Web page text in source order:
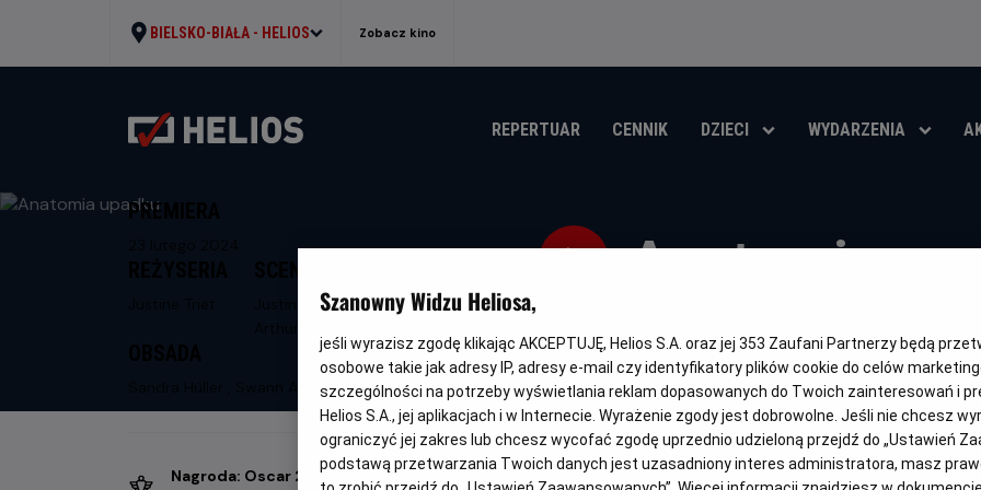
BIELSKO-BIAŁA - HELIOS Zobacz kino
REPERTUAR CENNIK DZIECI WYDARZENIA
Anatomia
tytuł
wiek
OBSERWUJ
PREMIERA
Justine Triet,
Sandra Hüller , Swann Arlaud
Nagroda: Oscar 2024
NAPISY
Szanowny Widzu Heliosa,
jeśli wyrazisz zgodę klikając AKCEPTUJĘ, Helios S.A. oraz jej 353 Zaufani Partnerzy będą
osobowe takie jak adresy IP, adresy e-mail czy identyfikatory plików cookie do celów
szczególności na potrzeby wyświetlania reklam dopasowanych do Twoich zainteresowań i
Helios S.A., jej aplikacjach i w Internecie. Wyrażenie zgody jest dobrowolne. Jeśli nie chcesz
ograniczyć jej zakres lub chcesz wycofać zgodę uprzednio udzieloną przejdź do „Ustawień
podstawą przetwarzania Twoich danych jest uzasadniony interes administratora, masz